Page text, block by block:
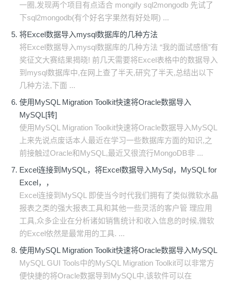
一圈,发现两个项目有点适合 mongify sql2mongodb 先试了
下sql2mongodb(有个好名字果然有好处啊) ...
将Excel数据导入mysql数据库的几种方法
将Excel数据导入mysql数据库的几种方法 “我的面试感悟”有
奖征文大赛结果揭晓! 前几天需要将Excel表格中的数据导入
到mysql数据库中,在网上查了半天,研究了半天,总结出以下
几种方法,下面 ...
使用MySQL Migration Toolkit快速将Oracle数据导入
MySQL[转]
使用MySQL Migration Toolkit快速将Oracle数据导入MySQL
上来先说点废话本人最近在学习一些数据库方面的知识,之
前接触过Oracle和MySQL,最近又很流行MongoDB非 ...
Excel连接到MySQL，将Excel数据导入MySql，MySQL for
Excel，，
Excel连接到MySQL 即使当今时代我们拥有了类似微软水晶
报表之类的强大报表工具和其他一些灵活的客户管 理应用
工具,众多企业在分析诸如销售统计和收入信息的时候,微软
的Excel依然是最常用的工具. ...
使用MySQL Migration Toolkit快速将Oracle数据导入MySQL
MySQL GUI Tools中的MySQL Migration Toolkit可以非常方
便快捷的将Oracle数据导到MySQL中,该软件可以在